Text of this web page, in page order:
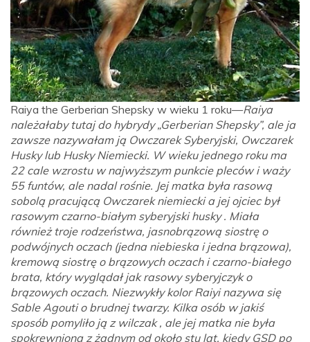
Raiya the Gerberian Shepsky w wieku 1 roku—Raiya
należałaby tutaj do hybrydy „Gerberian Shepsky”, ale ja
zawsze nazywałam ją Owczarek Syberyjski, Owczarek
Husky lub Husky Niemiecki. W wieku jednego roku ma
22 cale wzrostu w najwyższym punkcie pleców i waży
55 funtów, ale nadal rośnie. Jej matka była rasową
sobolą pracującą Owczarek niemiecki a jej ojciec był
rasowym czarno-białym syberyjski husky . Miała
również troje rodzeństwa, jasnobrązową siostrę o
podwójnych oczach (jedna niebieska i jedna brązowa),
kremową siostrę o brązowych oczach i czarno-białego
brata, który wyglądał jak rasowy syberyjczyk o
brązowych oczach. Niezwykły kolor Raiyi nazywa się
Sable Agouti o brudnej twarzy. Kilka osób w jakiś
sposób pomyliło ją z wilczak , ale jej matka nie była
spokrewniona z żadnym od około stu lat, kiedy GSD po